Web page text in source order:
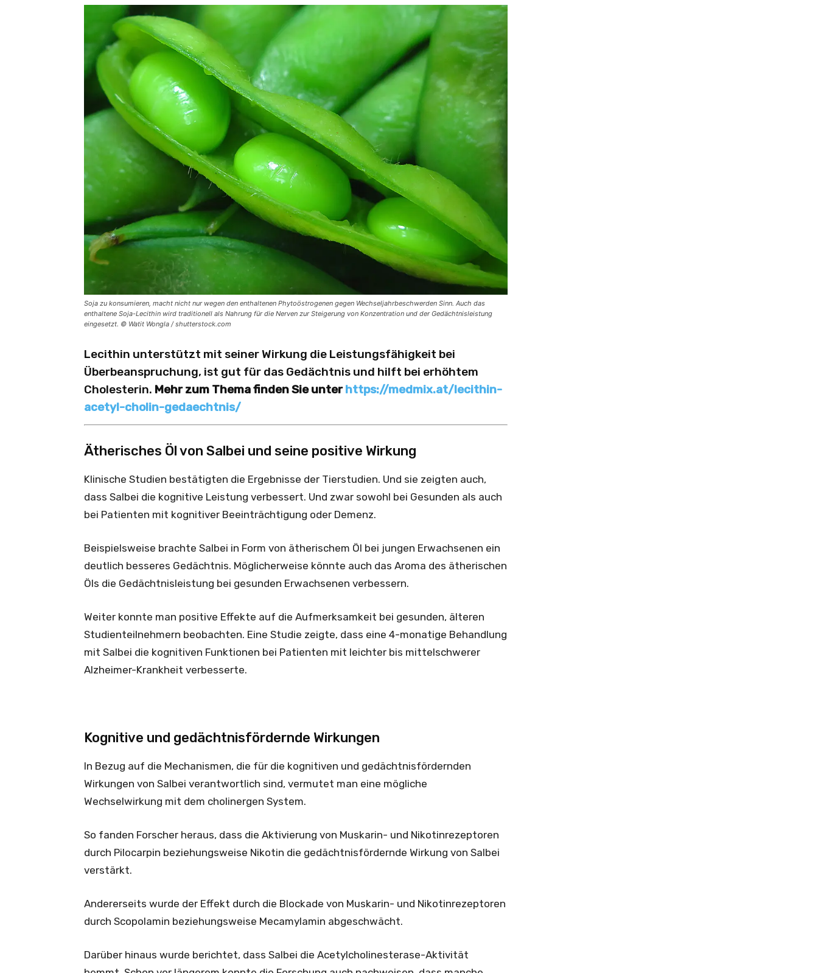
Soja zu konsumieren, macht nicht nur wegen den enthaltenen Phytoöstrogenen gegen Wechseljahrbeschwerden Sinn. Auch das
enthaltene Soja-Lecithin wird traditionell als Nahrung für die Nerven zur Steigerung von Konzentration und der Gedächtnisleistung
eingesetzt. © Watit Wongla / shutterstock.com
Lecithin unterstützt mit seiner Wirkung die Leistungsfähigkeit bei
Überbeanspruchung, ist gut für das Gedächtnis und hilft bei erhöhtem
Cholesterin. Mehr zum Thema finden Sie unterhttps://medmix.at/lecithin-
acetyl-cholin-gedaechtnis/
Ätherisches Öl von Salbei und seine positive Wirkung
Klinische Studien bestätigten die Ergebnisse der Tierstudien. Und sie zeigten auch,
dass Salbei die kognitive Leistung verbessert. Und zwar sowohl bei Gesunden als auch
bei Patienten mit kognitiver Beeinträchtigung oder Demenz.
Beispielsweise brachte Salbei in Form von ätherischem Öl bei jungen Erwachsenen ein
deutlich besseres Gedächtnis. Möglicherweise könnte auch das Aroma des ätherischen
Öls die Gedächtnisleistung bei gesunden Erwachsenen verbessern.
Weiter konnte man positive Effekte auf die Aufmerksamkeit bei gesunden, älteren
Studienteilnehmern beobachten. Eine Studie zeigte, dass eine 4-monatige Behandlung
mit Salbei die kognitiven Funktionen bei Patienten mit leichter bis mittelschwerer
Alzheimer-Krankheit verbesserte.
Kognitive und gedächtnisfördernde Wirkungen
In Bezug auf die Mechanismen, die für die kognitiven und gedächtnisfördernden
Wirkungen von Salbei verantwortlich sind, vermutet man eine mögliche
Wechselwirkung mit dem cholinergen System.
So fanden Forscher heraus, dass die Aktivierung von Muskarin- und Nikotinrezeptoren
durch Pilocarpin beziehungsweise Nikotin die gedächtnisfördernde Wirkung von Salbei
verstärkt.
Andererseits wurde der Effekt durch die Blockade von Muskarin- und Nikotinrezeptoren
durch Scopolamin beziehungsweise Mecamylamin abgeschwächt.
Darüber hinaus wurde berichtet, dass Salbei die Acetylcholinesterase-Aktivität